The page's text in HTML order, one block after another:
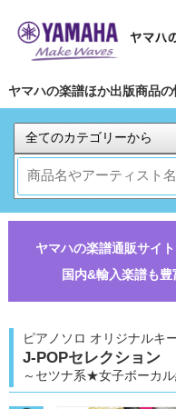
ヤマハの楽譜ほか出版商品の
ヤマハの楽譜通販サイト
国内&輸入楽譜も豊
ピアノソロ オリジナルキ
J-POPセレクション
～セツナ系★女子ボーカル